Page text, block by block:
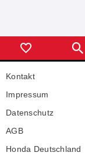
Kontakt
Impressum
Datenschutz
AGB
Honda Deutschland